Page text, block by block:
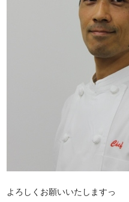
よろしくお願いいたしますっ